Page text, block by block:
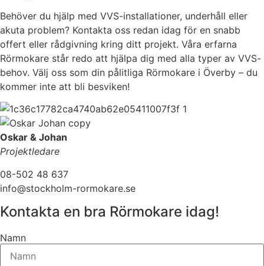
Behöver du hjälp med VVS-installationer, underhåll eller
akuta problem? Kontakta oss redan idag för en snabb
offert eller rådgivning kring ditt projekt. Våra erfarna
Rörmokare står redo att hjälpa dig med alla typer av VVS-
behov. Välj oss som din pålitliga Rörmokare i Överby – du
kommer inte att bli besviken!
Oskar & Johan
Projektledare
08-502 48 637
info@stockholm-rormokare.se
Kontakta en bra Rörmokare idag!
Namn